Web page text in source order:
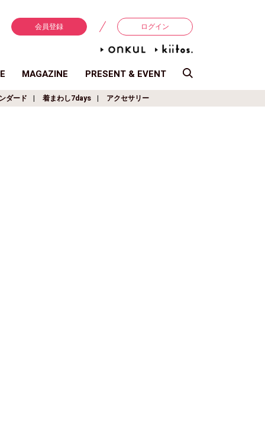
会員登録 ログイン
MAGAZINE PRESENT & EVENT
ダード 着まわし7days アクセサリー